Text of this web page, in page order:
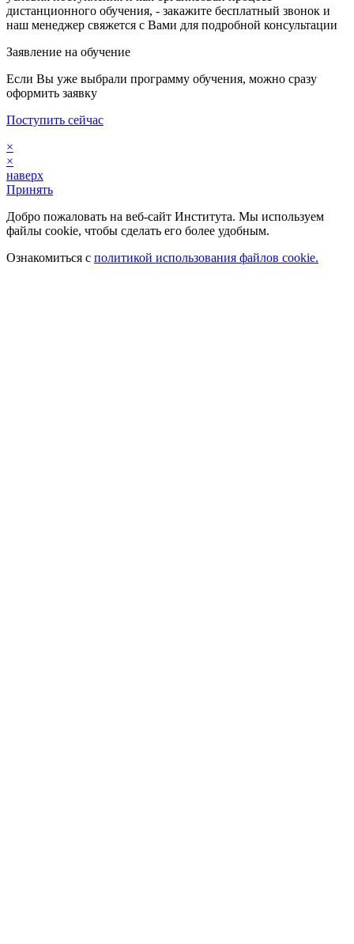
дистанционного обучения, - закажите бесплатный звонок и
наш менеджер свяжется с Вами для подробной консультации
Заявление на обучение
Если Вы уже выбрали программу обучения, можно сразу
оформить заявку
Поступить сейчас
×
×
наверх
Принять
Добро пожаловать на веб-сайт Института. Мы используем
файлы cookie, чтобы сделать его более удобным.
Ознакомиться с политикой использования файлов cookie.